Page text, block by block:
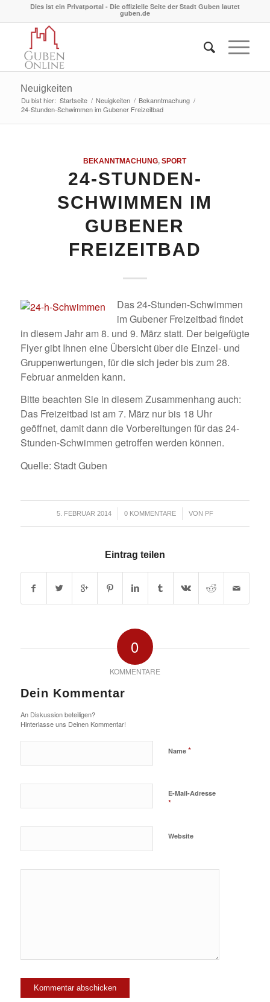
Dies ist ein Privatportal - Die offizielle Seite der Stadt Guben lautet
guben.de
Neuigkeiten
Du bist hier: Startseite / Neuigkeiten / Bekanntmachung /
24-Stunden-Schwimmen im Gubener Freizeitbad
BEKANNTMACHUNG,SPORT
24-STUNDEN-
SCHWIMMEN IM
GUBENER
FREIZEITBAD
Das 24-Stunden-Schwimmen
im Gubener Freizeitbad findet
in diesem Jahr am 8. und 9. März statt. Der beigefügte
Flyer gibt Ihnen eine Übersicht über die Einzel- und
Gruppenwertungen, für die sich jeder bis zum 28.
Februar anmelden kann.
Bitte beachten Sie in diesem Zusammenhang auch:
Das Freizeitbad ist am 7. März nur bis 18 Uhr
geöffnet, damit dann die Vorbereitungen für das 24-
Stunden-Schwimmen getroffen werden können.
Quelle: Stadt Guben
5. FEBRUAR 2014
/ 0 KOMMENTARE
/ VON PF
Eintrag teilen
0
KOMMENTARE
Dein Kommentar
An Diskussion beteiligen?
Hinterlasse uns Deinen Kommentar!
Name *
E-Mail-Adresse
*
Website